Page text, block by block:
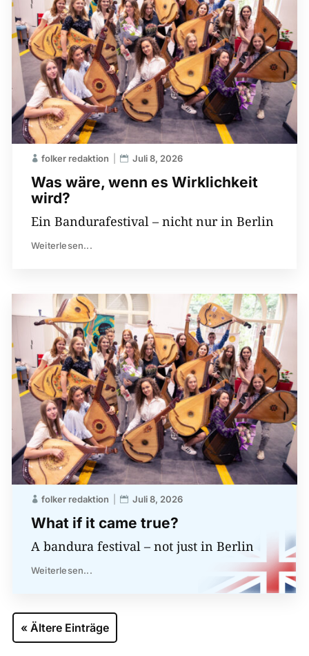
Was wäre, wenn es Wirklichkeit
wird?
folker redaktion Juli 8, 2026
Ein Bandurafestival – nicht nur in Berlin
Weiterlesen...
What if it came true?
folker redaktion Juli 8, 2026
A bandura festival – not just in Berlin
Weiterlesen...
« Ältere Einträge